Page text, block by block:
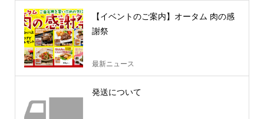
【イベントのご案内】オータム 肉の感
謝祭
最新ニュース
発送について